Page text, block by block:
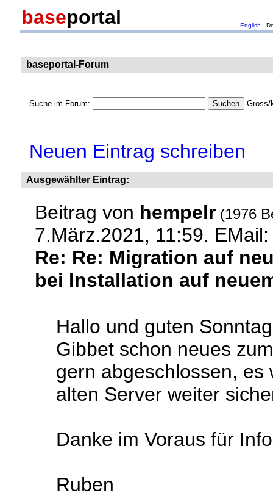
baseportal English -
baseportal-Forum
Suche im Forum: Gross/
Neuen Eintrag schreiben
Ausgewählter Eintrag:
Beitrag von hempelr (1976
7.März.2021, 11:59.
Re: Re: Migration auf
bei Installation auf
Hallo und guten
Gibbet schon neues
gern abgeschlossen, es
alten Server weiter
Danke im Voraus für
Ruben